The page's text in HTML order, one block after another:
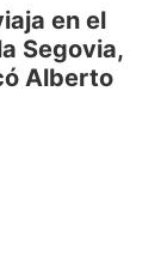
en el
Segovia,
Alberto